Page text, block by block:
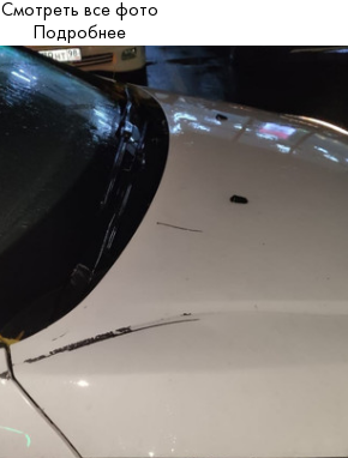
Смотреть все фото
Подробнее